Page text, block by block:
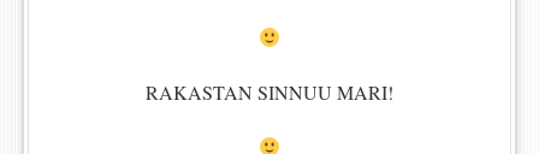
RAKASTAN SINNUU MARI!